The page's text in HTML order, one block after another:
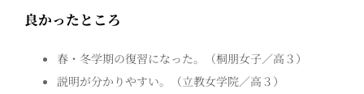
良かったところ
春・冬学期の復習になった。（桐朋女子／高３）
説明が分かりやすい。（立教女学院／高３）